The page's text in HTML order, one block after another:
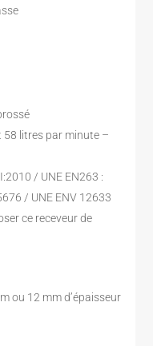
litres par minute –
/ UNE EN263 :
/ UNE ENV 12633
ce receveur de
ou 12 mm d’épaisseur